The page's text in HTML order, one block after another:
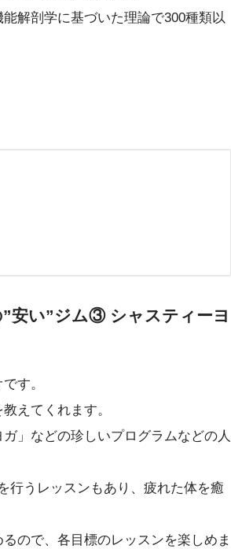
解剖学に基づいた理論で300種類以
安い”ジム③ シャスティーヨ
す。
えてくれます。
」などの珍しいプログラムなどの人
行うレッスンもあり、疲れた体を癒
ので、各目標のレッスンを楽しめま